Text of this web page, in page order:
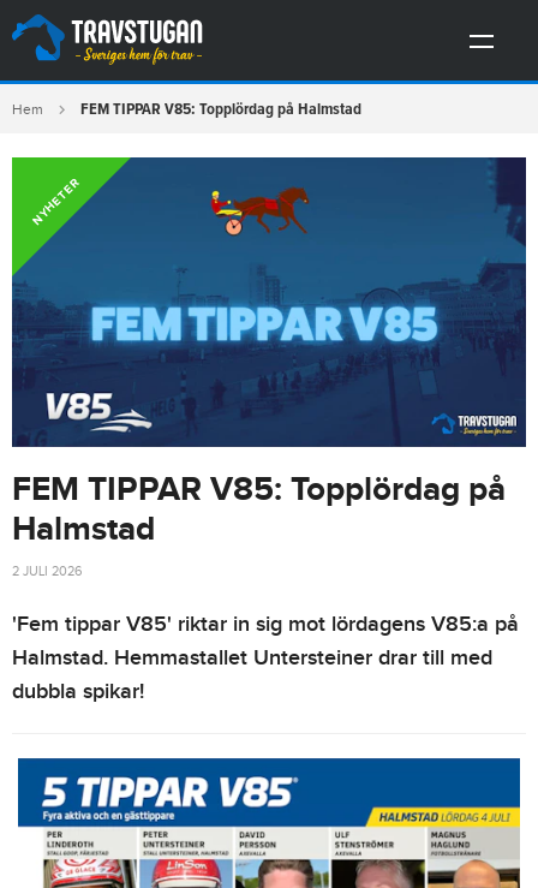
Hem FEM TIPPAR V85: Topplördag på Halmstad
NYHETER
FEM TIPPAR V85: Topplördag på
Halmstad
2 JULI 2026
'Fem tippar V85' riktar in sig mot lördagens V85:a på
Halmstad. Hemmastallet Untersteiner drar till med
dubbla spikar!